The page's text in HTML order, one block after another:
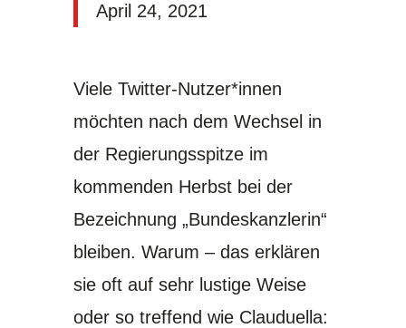
April 24, 2021
Viele Twitter-Nutzer*innen
möchten nach dem Wechsel in
der Regierungsspitze im
kommenden Herbst bei der
Bezeichnung „Bundeskanzlerin“
bleiben. Warum – das erklären
sie oft auf sehr lustige Weise
oder so treffend wie Clauduella: